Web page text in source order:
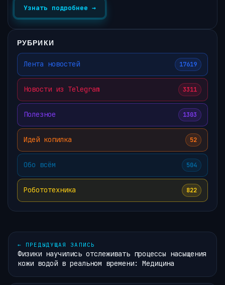
Узнать подробнее →
РУБРИКИ
Лента новостей 17619
Новости из Telegram 3311
Полезное 1303
Идей копилка 52
Обо всём 504
Робототехника 822
← ПРЕДЫДУЩАЯ ЗАПИСЬ
Физики научились отслеживать процессы насыщения
кожи водой в реальном времени: Медицина